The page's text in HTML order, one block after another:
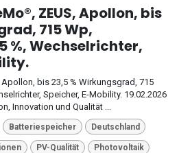
ZEUS, Apollon, bis
715 Wp,
%, Wechselrichter,
bis 23,5 % Wirkungsgrad, 715
Speicher, E-Mobility. 19.02.2026
Innovation und Qualität ...
Batteriespeicher Deutschland
PV-Qualität Photovoltaik